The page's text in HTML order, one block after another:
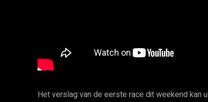
Het verslag van de eerste race dit weekend kan u